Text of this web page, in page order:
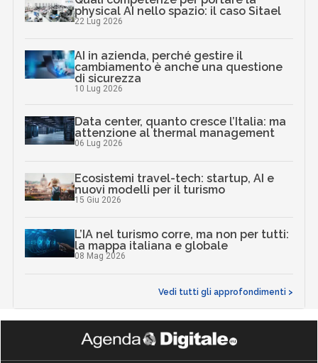
physical AI nello spazio: il caso Sitael
22 Lug 2026
AI in azienda, perché gestire il
cambiamento è anche una questione
di sicurezza
10 Lug 2026
Data center, quanto cresce l’Italia: ma
attenzione al thermal management
06 Lug 2026
Ecosistemi travel-tech: startup, AI e
nuovi modelli per il turismo
15 Giu 2026
L’IA nel turismo corre, ma non per tutti:
la mappa italiana e globale
08 Mag 2026
Vedi tutti gli approfondimenti >